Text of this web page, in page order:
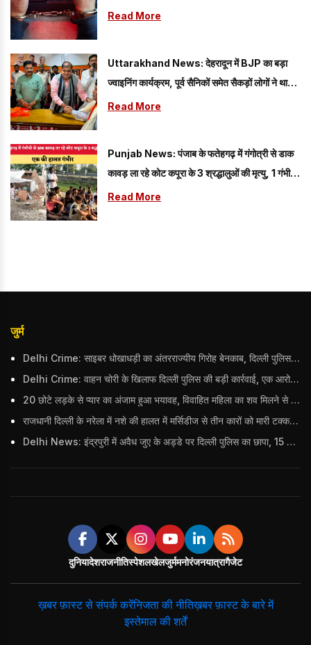
में सामान बरामद
Read More
Uttarakhand News: देहरादून में BJP का बड़ा
ज्वाइनिंग कार्यक्रम, पूर्व सैनिकों समेत सैकड़ों लोगों ने थामा
पार्टी का दामन
Read More
Punjab News: पंजाब के फतेहगढ़ में गंगोत्री से डाक
कावड़ ला रहे कोट कपूरा के 3 श्रद्धालुओं की मृत्यु, 1 गंभीर
जख्मी
Read More
जुर्म
Delhi Crime: साइबर धोखाधड़ी का अंतरराज्यीय गिरोह बेनकाब, दिल्ली पुलिस ने 9 आरोपियों को दबोचा; भारी मात्रा में सामान बरामद
Delhi Crime: वाहन चोरी के खिलाफ दिल्ली पुलिस की बड़ी कार्रवाई, एक आरोपी गिरफ्तार; कुल 8 गाड़ियां बरामद
20 छोटे लड़के से प्यार का अंजाम हुआ भयावह, विवाहित महिला का शव मिलने से मचा हड़कंप
राजधानी दिल्ली के नरेला में नशे की हालत में मर्सिडीज से तीन कारों को मारी टक्कर, बुजुर्ग महिला की मौत; हिरासत में आरोपी
Delhi News: इंद्रपुरी में अवैध जुए के अड्डे पर दिल्ली पुलिस का छापा, 15 जुआरियों को पकड़ा; ₹3.61 लाख नकद और अन्य सामान बरामद
दुनियादेशराजनीतिस्पेशलखेलजुर्ममनोरंजनयात्रागैजेट
ख़बर फ़ास्ट से संपर्क करेंनिजता की नीतिख़बर फ़ास्ट के बारे में
इस्तेमाल की शर्तें